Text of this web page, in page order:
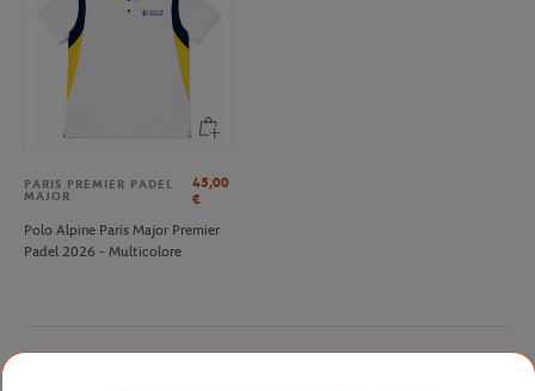
PARIS PREMIER PADEL
MAJOR
45,00
€
Polo Alpine Paris Major Premier
Padel 2026 - Multicolore